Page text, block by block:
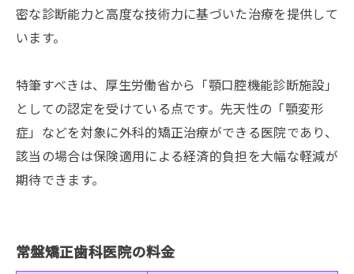
密な診断能力と高度な技術力に基づいた治療を提供して
います。
特筆すべきは、厚生労働省から「顎口腔機能診断施設」
としての認定を受けている点です。先天性の「顎変形
症」などを対象に外科的矯正治療ができる医院であり、
該当の場合は保険適用による経済的負担を大幅な軽減が
期待できます。
常盤矯正歯科医院の料金